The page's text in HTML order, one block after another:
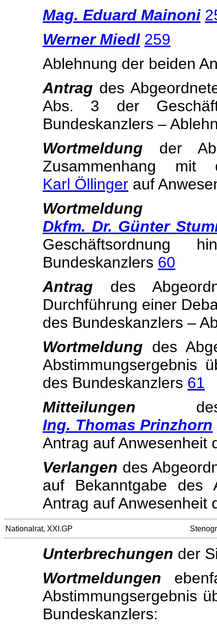
Mag. Eduard Mainoni
Werner Miedl 259
Ablehnung der beiden
Antrag des
Abs. 3 der
Bundeskanzlers –
Wortmeldung
der
Zusammenhang mit
Karl Öllinger auf
Wortmeldung
Dkfm. Dr. Günter
Geschäftsordnung
Bundeskanzlers 60
Antrag
des
Durchführung einer
des Bundeskanzlers –
Wortmeldung des
Abstimmungsergebnis
des Bundeskanzlers 61
Mitteilungen
Ing. Thomas Prinzhorn
Antrag auf Anwesenheit
Verlangen des
auf Bekanntgabe des
Antrag auf Anwesenheit
Nationalrat, XXI.GP
Unterbrechungen der
Wortmeldungen
Abstimmungsergebnis
Bundeskanzlers: